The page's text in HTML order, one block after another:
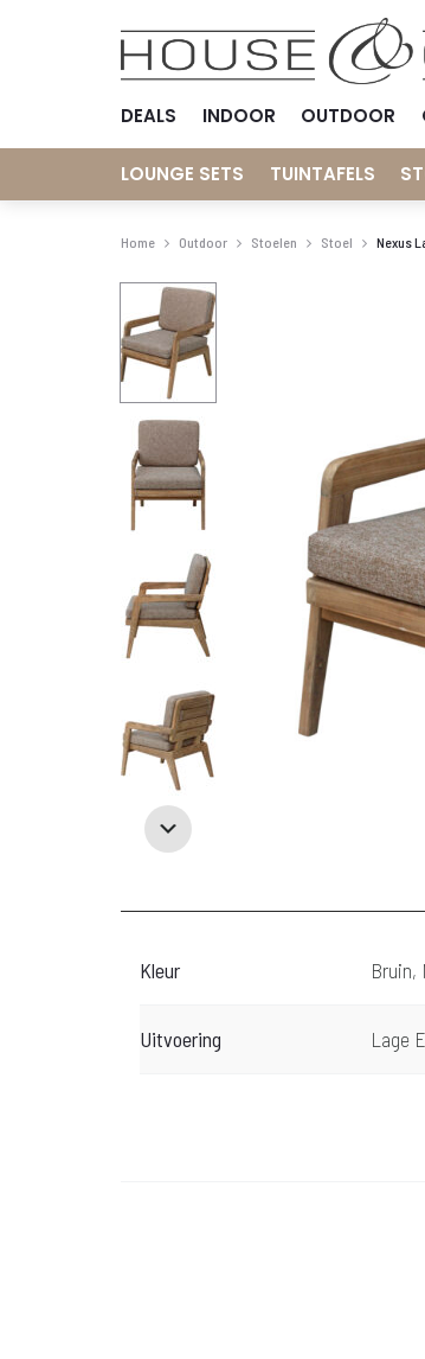
DEALS INDOOR OUTDOOR
LOUNGE SETS TUINTAFELS
Home Outdoor Stoelen Stoel Nexus
Kleur Bruin,
Uitvoering Lage